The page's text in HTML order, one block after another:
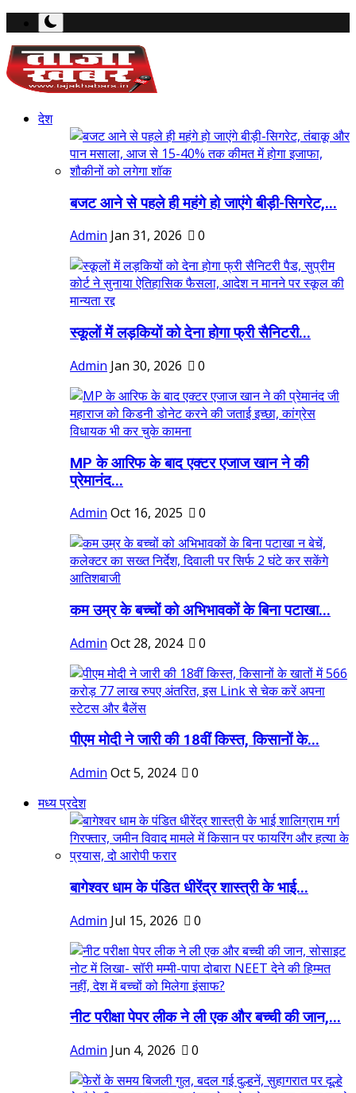
देश
बजट आने से पहले ही महंगे हो जाएंगे बीड़ी-सिगरेट,...
Admin Jan 31, 2026 0
स्कूलों में लड़कियों को देना होगा फ्री सैनिटरी...
Admin Jan 30, 2026 0
MP के आरिफ के बाद एक्टर एजाज खान ने की
प्रेमानंद...
Admin Oct 16, 2025 0
कम उम्र के बच्चों को अभिभावकों के बिना पटाखा...
Admin Oct 28, 2024 0
पीएम मोदी ने जारी की 18वीं किस्त, किसानों के...
Admin Oct 5, 2024
0
मध्य प्रदेश
बागेश्वर धाम के पंडित धीरेंद्र शास्त्री के भाई...
Admin Jul 15, 2026 0
नीट परीक्षा पेपर लीक ने ली एक और बच्ची की जान,...
Admin Jun 4, 2026 0